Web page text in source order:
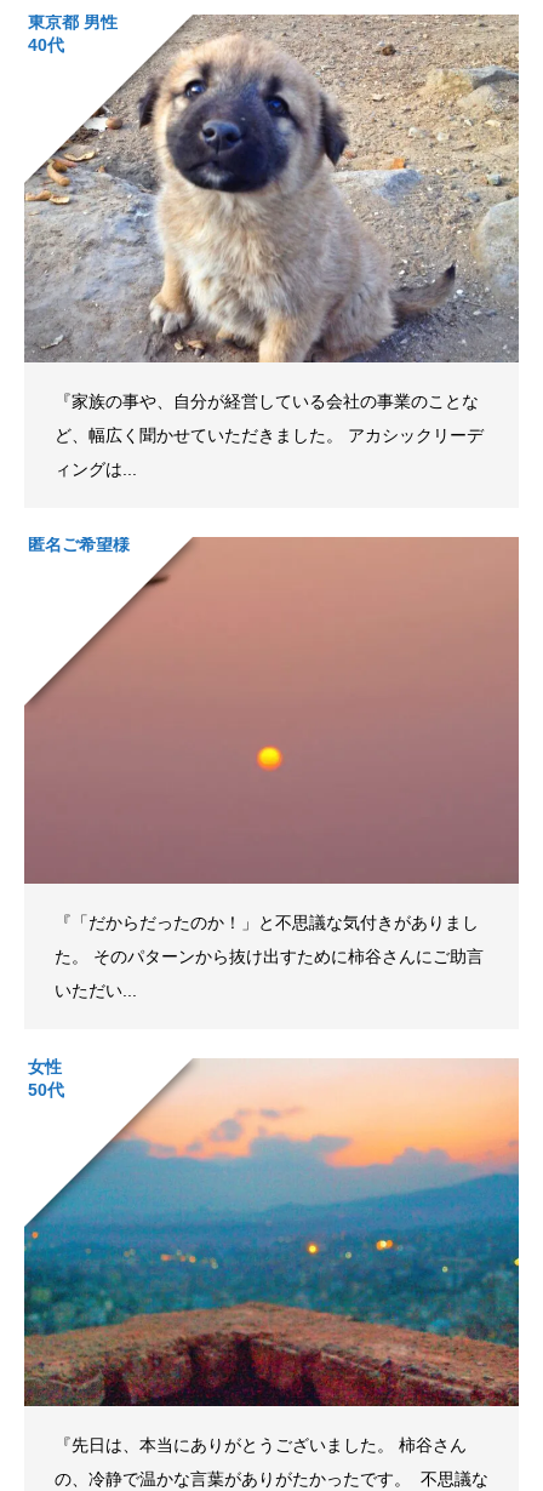
東京都 男性
40代
『家族の事や、自分が経営している会社の事業のことな
ど、幅広く聞かせていただきました。 アカシックリーデ
ィングは...
匿名ご希望様
『「だからだったのか！」と不思議な気付きがありまし
た。 そのパターンから抜け出すために柿谷さんにご助言
いただい...
女性
50代
『先日は、本当にありがとうございました。 柿谷さん
の、冷静で温かな言葉がありがたかったです。 ​ 不思議な